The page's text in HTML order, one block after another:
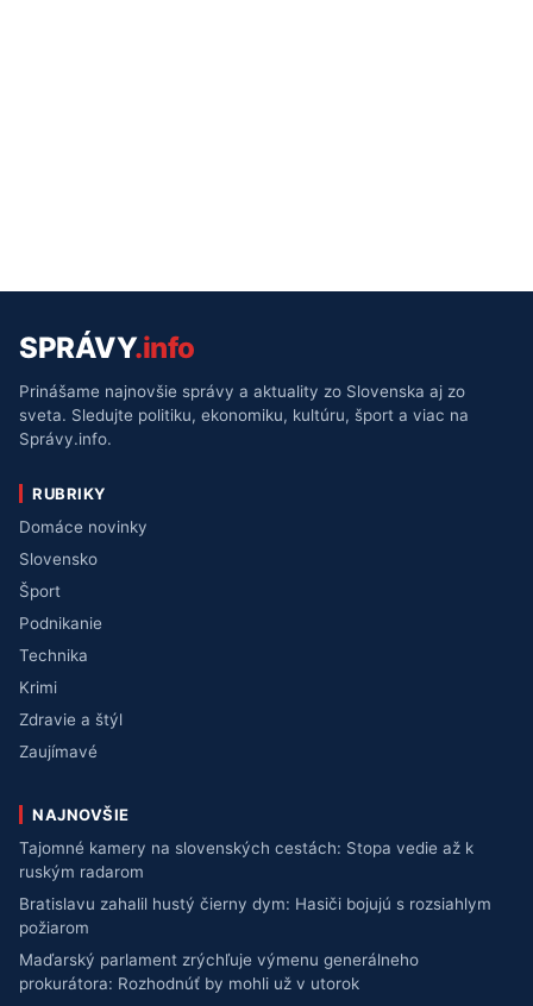
SPRÁVY.info
Prinášame najnovšie správy a aktuality zo Slovenska aj zo
sveta. Sledujte politiku, ekonomiku, kultúru, šport a viac na
Správy.info.
RUBRIKY
Domáce novinky
Slovensko
Šport
Podnikanie
Technika
Krimi
Zdravie a štýl
Zaujímavé
NAJNOVŠIE
Tajomné kamery na slovenských cestách: Stopa vedie až k
ruským radarom
Bratislavu zahalil hustý čierny dym: Hasiči bojujú s rozsiahlym
požiarom
Maďarský parlament zrýchľuje výmenu generálneho
prokurátora: Rozhodnúť by mohli už v utorok